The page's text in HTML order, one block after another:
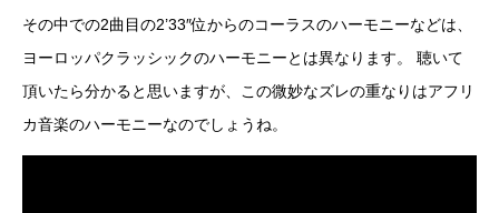
その中での2曲目の2’33″位からのコーラスのハーモニーなどは、
ヨーロッパクラッシックのハーモニーとは異なります。 聴いて
頂いたら分かると思いますが、この微妙なズレの重なりはアフリ
カ音楽のハーモニーなのでしょうね。